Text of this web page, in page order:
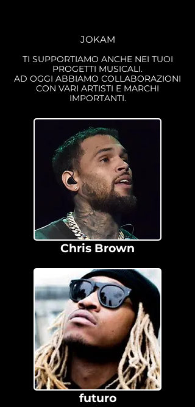
JOKAM
TI SUPPORTIAMO ANCHE NEI TUOI
PROGETTI MUSICALI.
AD OGGI ABBIAMO COLLABORAZIONI
CON VARI ARTISTI E MARCHI
IMPORTANTI.
Chris Brown
futuro